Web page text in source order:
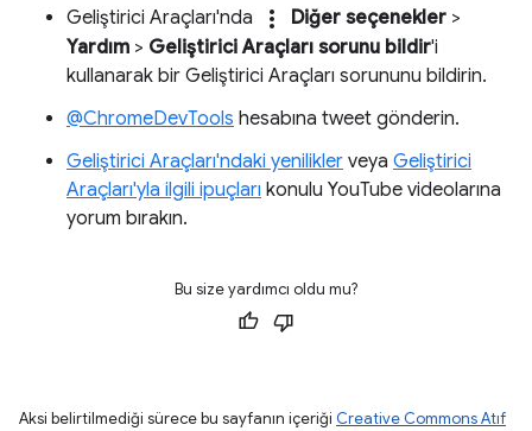
Geliştirici Araçları'nda
more_vert Diğer seçenekler >
Yardım > Geliştirici Araçları sorunu bildir'i
kullanarak bir Geliştirici Araçları sorununu bildirin.
@ChromeDevTools hesabına tweet gönderin.
Geliştirici Araçları'ndaki yenilikler veya Geliştirici
Araçları'yla ilgili ipuçları konulu YouTube videolarına
yorum bırakın.
Bu size yardımcı oldu mu?
Aksi belirtilmediği sürece bu sayfanın içeriği Creative Commons Atıf